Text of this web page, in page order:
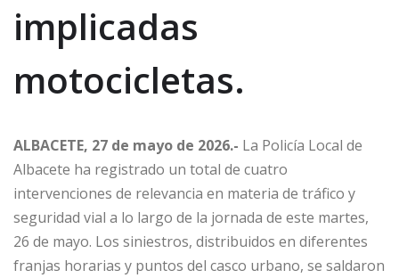
implicadas
motocicletas.
ALBACETE, 27 de mayo de 2026.- La Policía Local de
Albacete ha registrado un total de cuatro
intervenciones de relevancia en materia de tráfico y
seguridad vial a lo largo de la jornada de este martes,
26 de mayo. Los siniestros, distribuidos en diferentes
franjas horarias y puntos del casco urbano, se saldaron